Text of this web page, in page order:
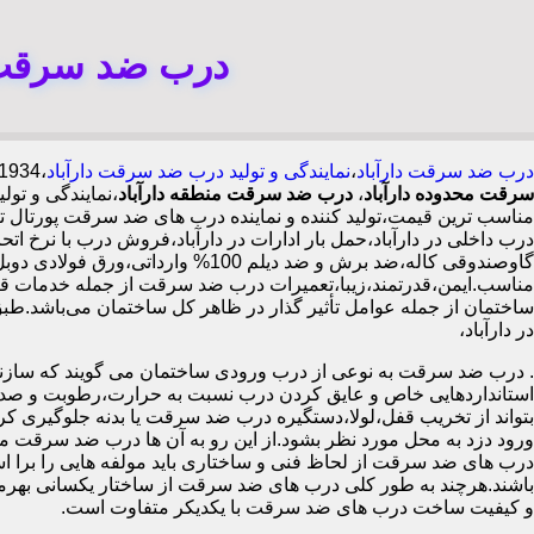
درب ضد سرقت
درب ضد سرقت دارآباد،نمایندگی و تولید درب ضد سرقت دارآباد،09192211934-خانم تهرانی-با تخفیف مشاوره رایگان شبانه روزی کارگران مجرب،
سرقت محدوده دارآباد، درب ضد سرقت منطقه دارآباد،نمایندگی و
مناسب ترین قیمت،تولید کننده و نماینده درب های ضد سرقت
درب داخلی در دارآباد،حمل بار ادارات در دارآباد،فروش درب با
مناسب.ایمن،قدرتمند،زیبا،تعمیرات درب ضد سرقت از جمله خدمات
در دارآباد،
. درب ضد سرقت به نوعی از درب ورودی ساختمان می گویند که
استانداردهایی خاص و عایق کردن درب نسبت به حرارت،رطوبت و
بتواند از تخریب قفل،لولا،دستگیره درب ضد سرقت یا بدنه جلوگیری
ورود دزد به محل مورد نظر بشود.از این رو به آن ها درب ضد سرقت
درب های ضد سرقت از لحاظ فنی و ساختاری باید مولفه هایی را برا
باشند.هرچند به طور کلی درب های ضد سرقت از ساختار یکسانی
و کیفیت ساخت درب های ضد سرقت با یکدیکر متفاوت است.